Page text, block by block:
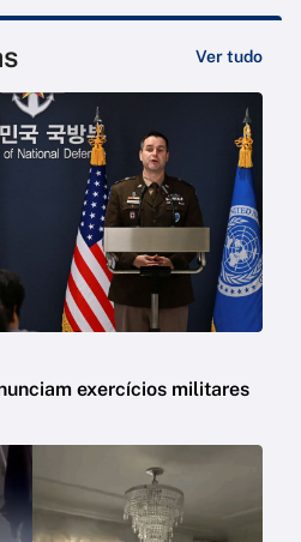
Ver tudo
exercícios militares